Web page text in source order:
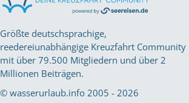
Größte deutschsprachige,
reedereiunabhängige Kreuzfahrt Community
mit über 79.500 Mitgliedern und über 2
Millionen Beiträgen.
© wasserurlaub.info 2005 - 2026